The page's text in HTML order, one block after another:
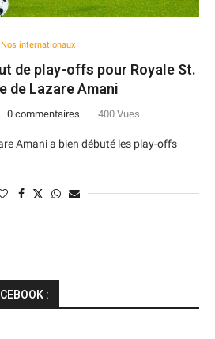
Nos internationaux
de play-offs pour Royale St.
de Lazare Amani
0 commentaires 400 Vues
Amani a bien débuté les play-offs
: